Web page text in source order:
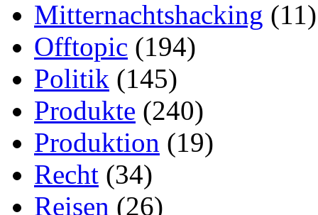
Mitternachtshacking (11)
Offtopic (194)
Politik (145)
Produkte (240)
Produktion (19)
Recht (34)
Reisen (26)